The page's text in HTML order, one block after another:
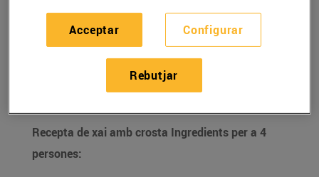
Recepta de xai amb
Recepta de xai amb crosta Ingredients per a 4
persones:
Configurar
Rebutjar
Acceptar